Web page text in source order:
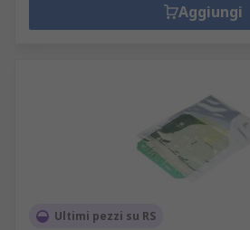
Aggiungi
Ultimi pezzi su RS